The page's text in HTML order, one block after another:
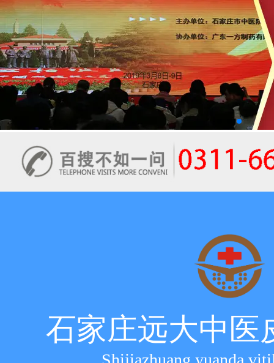
石家庄远大中医